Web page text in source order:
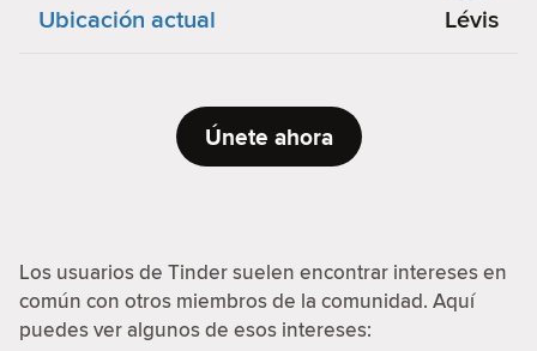
Ubicación actual Lévis
Únete ahora
Los usuarios de Tinder suelen encontrar intereses en
común con otros miembros de la comunidad. Aquí
puedes ver algunos de esos intereses: